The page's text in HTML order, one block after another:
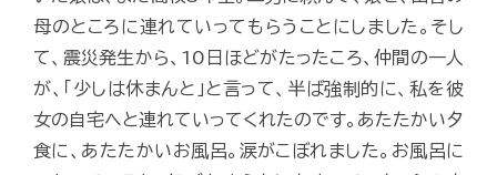
母のところに連れていってもらうことにしました。そし
て、震災発生から、10日ほどがたったころ、仲間の一人
が、「少しは休まんと」と言って、半ば強制的に、私を彼
女の自宅へと連れていってくれたのです。あたたかい夕
食に、あたたかいお風呂。涙がこぼれました。お風呂に